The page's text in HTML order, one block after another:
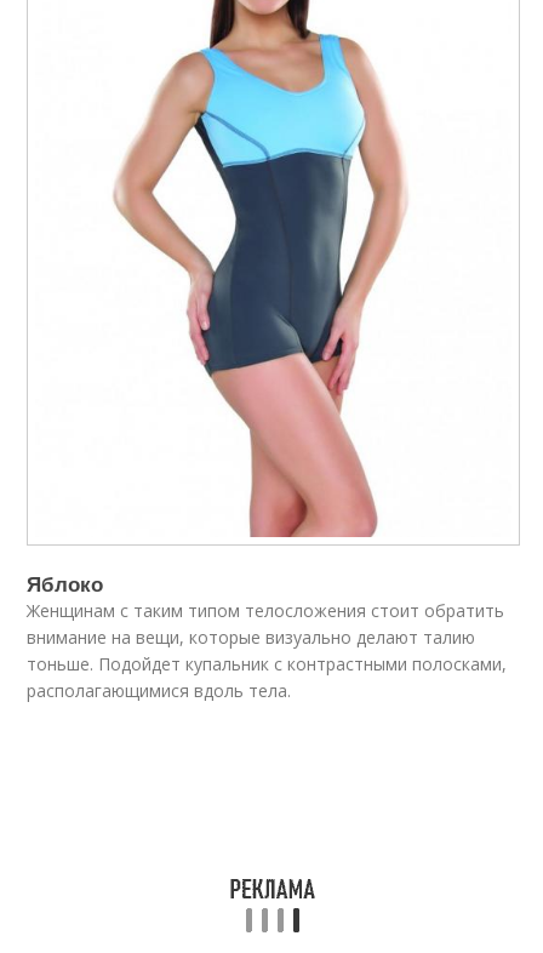
Яблоко
Женщинам с таким типом телосложения стоит обратить
внимание на вещи, которые визуально делают талию
тоньше. Подойдет купальник с контрастными полосками,
располагающимися вдоль тела.